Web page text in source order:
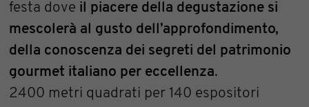
festa dove il piacere della degustazione si
mescolerà al gusto dell’approfondimento,
della conoscenza dei segreti del patrimonio
gourmet italiano per eccellenza.
2400 metri quadrati per 140 espositori